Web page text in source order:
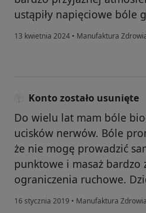
ustąpiły napięciowe bóle
13 kwietnia 2024 • Manufaktura
Konto zostało usunięte
Do wielu lat mam bóle
ucisków nerwów. Bóle
że nie mogę prowadzić
punktowe i masaż bardzo
ograniczenia ruchowe.
16 stycznia 2019 • Manufaktura Zdrowia